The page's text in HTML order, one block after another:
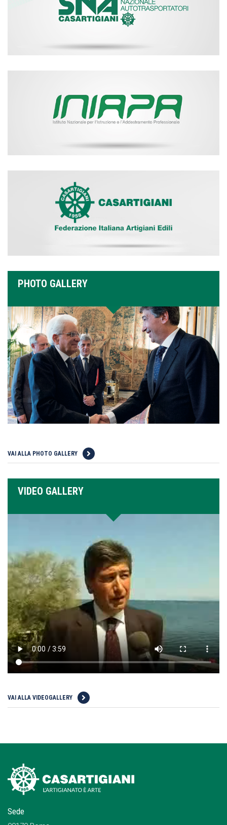
PHOTO GALLERY
VAI ALLA PHOTO GALLERY
VIDEO GALLERY
VAI ALLA VIDEOGALLERY
Sede